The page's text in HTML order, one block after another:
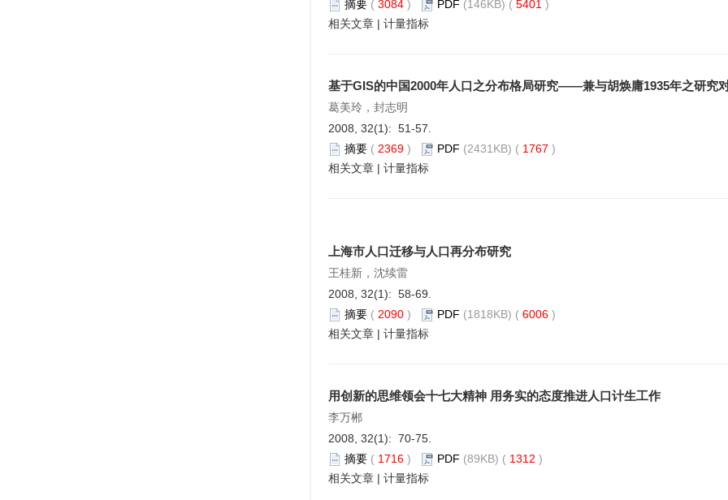
摘要 ( 3084 ) PDF (146KB) ( 5401 )
相关文章 | 计量指标
基于GIS的中国2000年人口之分布格局研究——兼与胡焕庸1935年之研究
葛美玲，封志明
2008, 32(1): 51-57.
摘要 ( 2369 ) PDF (2431KB) ( 1767 )
相关文章 | 计量指标
上海市人口迁移与人口再分布研究
王桂新，沈续雷
2008, 32(1): 58-69.
摘要 ( 2090 ) PDF (1818KB) ( 6006 )
相关文章 | 计量指标
用创新的思维领会十七大精神 用务实的态度推进人口计生工作
李万郴
2008, 32(1): 70-75.
摘要 ( 1716 ) PDF (89KB) ( 1312 )
相关文章 | 计量指标